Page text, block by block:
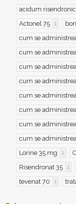
acidum
Actonel 75 1
cum se
cum se
cum se
cum se
cum se
cum se
cum se
cum se
Lorine 35 mg 1
Risendronat 35 1
tevenat 70 1